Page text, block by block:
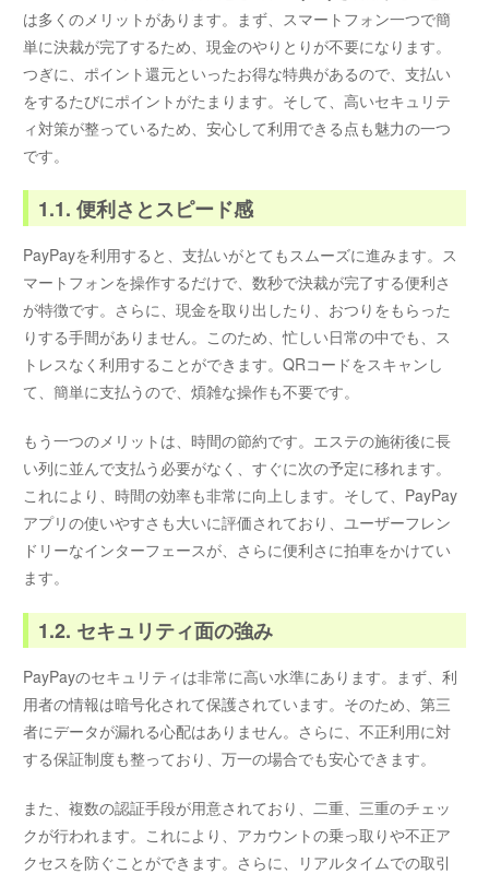
は多くのメリットがあります。まず、スマートフォン一つで簡
単に決裁が完了するため、現金のやりとりが不要になります。
つぎに、ポイント還元といったお得な特典があるので、支払い
をするたびにポイントがたまります。そして、高いセキュリテ
ィ対策が整っているため、安心して利用できる点も魅力の一つ
です。
1.1. 便利さとスピード感
PayPayを利用すると、支払いがとてもスムーズに進みます。ス
マートフォンを操作するだけで、数秒で決裁が完了する便利さ
が特徴です。さらに、現金を取り出したり、おつりをもらった
りする手間がありません。このため、忙しい日常の中でも、ス
トレスなく利用することができます。QRコードをスキャンし
て、簡単に支払うので、煩雑な操作も不要です。
もう一つのメリットは、時間の節約です。エステの施術後に長
い列に並んで支払う必要がなく、すぐに次の予定に移れます。
これにより、時間の効率も非常に向上します。そして、PayPay
アプリの使いやすさも大いに評価されており、ユーザーフレン
ドリーなインターフェースが、さらに便利さに拍車をかけてい
ます。
1.2. セキュリティ面の強み
PayPayのセキュリティは非常に高い水準にあります。まず、利
用者の情報は暗号化されて保護されています。そのため、第三
者にデータが漏れる心配はありません。さらに、不正利用に対
する保証制度も整っており、万一の場合でも安心できます。
また、複数の認証手段が用意されており、二重、三重のチェッ
クが行われます。これにより、アカウントの乗っ取りや不正ア
クセスを防ぐことができます。さらに、リアルタイムでの取引